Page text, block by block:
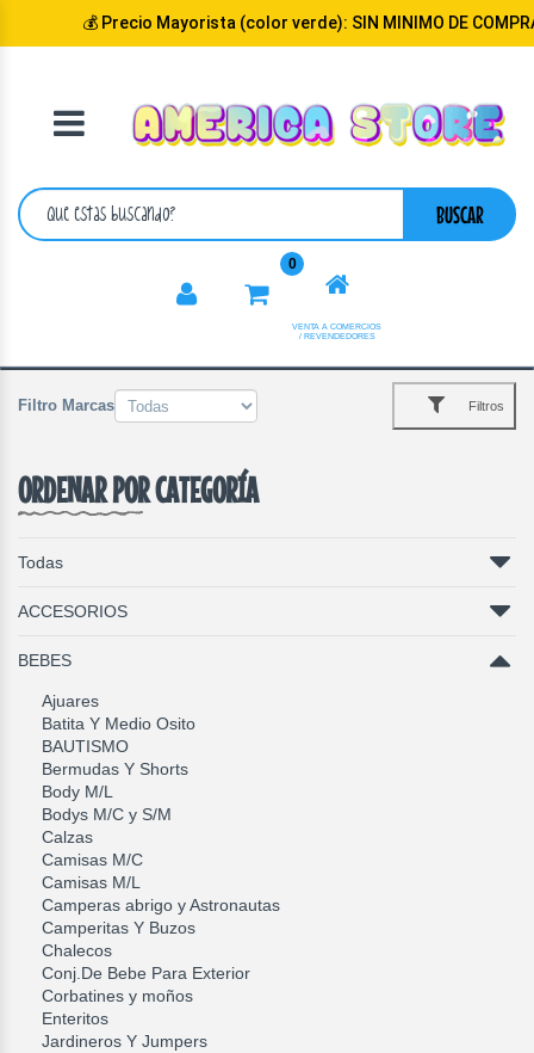
💰 Precio Mayorista (color verde): SIN MINIMO DE COMPRA
BUSCAR
0
VENTA A COMERCIOS
/ REVENDEDORES
VOLVER
CATEGORIA
Filtro Marcas Filtros
ORDENAR POR CATEGORÍA
Todas
ACCESORIOS
BEBES
Ajuares
Batita Y Medio Osito
BAUTISMO
Bermudas Y Shorts
Body M/L
Bodys M/C y S/M
Calzas
Camisas M/C
Camisas M/L
Camperas abrigo y Astronautas
Camperitas Y Buzos
Chalecos
Conj.De Bebe Para Exterior
Corbatines y moños
Enteritos
Jardineros Y Jumpers